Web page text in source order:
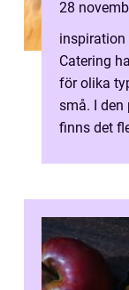
28
inspiration
Catering
för olika
små. I den
finns det